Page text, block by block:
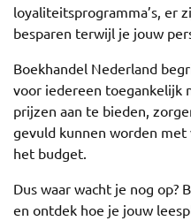
loyaliteitsprogramma’s, er
besparen terwijl je jouw
Boekhandel Nederland
voor iedereen toegankelijk
prijzen aan te bieden,
gevuld kunnen worden
het budget.
Dus waar wacht je nog op?
en ontdek hoe je jouw